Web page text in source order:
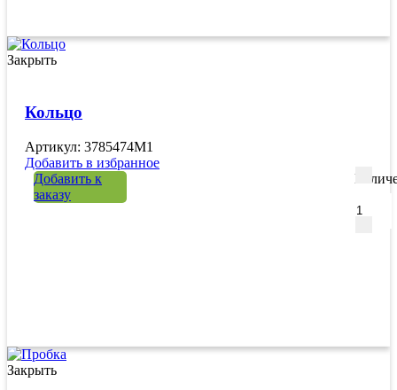
Закрыть
Кольцо
Артикул: 3785474M1
Добавить в избранное
Добавить к
заказу
Закрыть